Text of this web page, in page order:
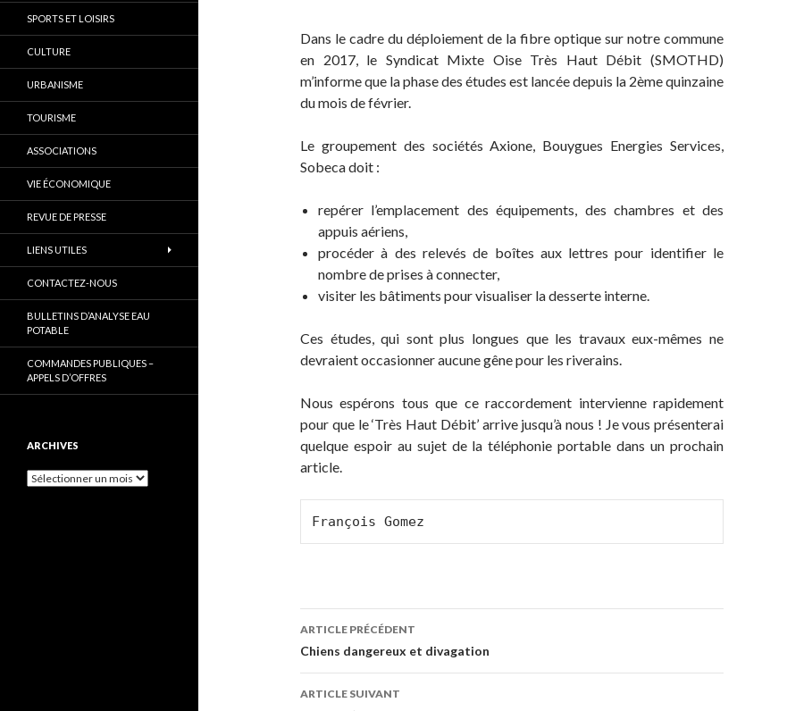
Dans le cadre du déploiement de la fibre optique sur notre commune
en 2017, le Syndicat Mixte Oise Très Haut Débit (SMOTHD)
m’informe que la phase des études est lancée depuis la 2ème quinzaine
du mois de février.
Le groupement des sociétés Axione, Bouygues Energies Services,
Sobeca doit :
repérer l’emplacement des équipements, des chambres et des
appuis aériens,
procéder à des relevés de boîtes aux lettres pour identifier le
nombre de prises à connecter,
visiter les bâtiments pour visualiser la desserte interne.
Ces études, qui sont plus longues que les travaux eux-mêmes ne
devraient occasionner aucune gêne pour les riverains.
Nous espérons tous que ce raccordement intervienne rapidement
pour que le ‘Très Haut Débit’ arrive jusqu’à nous ! Je vous présenterai
quelque espoir au sujet de la téléphonie portable dans un prochain
article.
François Gomez
Navigation
des
articles
ARTICLE PRÉCÉDENT
Chiens dangereux et divagation
ARTICLE SUIVANT
SPORTS ET LOISIRS
CULTURE
URBANISME
TOURISME
ASSOCIATIONS
VIE ÉCONOMIQUE
REVUE DE PRESSE
LIENS UTILES
CONTACTEZ-NOUS
BULLETINS D’ANALYSE EAU
POTABLE
COMMANDES PUBLIQUES –
APPELS D’OFFRES
ARCHIVES
Archives